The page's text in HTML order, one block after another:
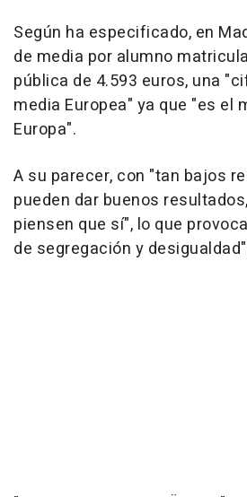
Según ha especificado, en
de media por alumno
pública de 4.593 euros, una
media Europea" ya que "es el
Europa".
A su parecer, con "tan bajos
pueden dar buenos
piensen que sí", lo que
de segregación y